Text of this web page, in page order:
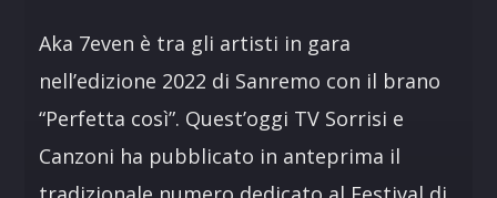
Aka 7even è tra gli artisti in gara
nell’edizione 2022 di Sanremo con il brano
“Perfetta così”. Quest’oggi TV Sorrisi e
Canzoni ha pubblicato in anteprima il